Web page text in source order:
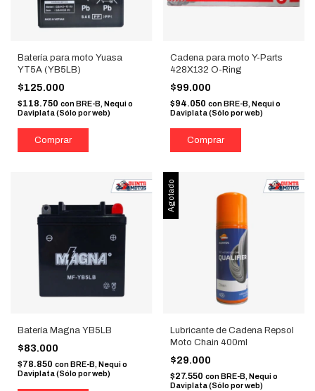
Batería para moto Yuasa
YT5A (YB5LB)
$125.000
$118.750 conBRE-B, Nequi o
Daviplata (Sólo por web)
Cadena para moto Y-Parts
428X132 O-Ring
$99.000
$94.050 con BRE-B, Nequi o
Daviplata (Sólo por web)
Batería Magna YB5LB
$83.000
$78.850 con BRE-B, Nequi o
Daviplata (Sólo por web)
Agotado
Lubricante de Cadena Repsol
Moto Chain 400ml
$29.000
$27.550 con BRE-B, Nequi o
Daviplata (Sólo por web)